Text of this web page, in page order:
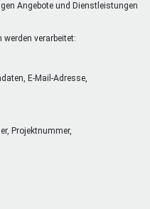
Angebote und Dienstleistungen
werden verarbeitet:
E-Mail-Adresse,
Projektnummer,